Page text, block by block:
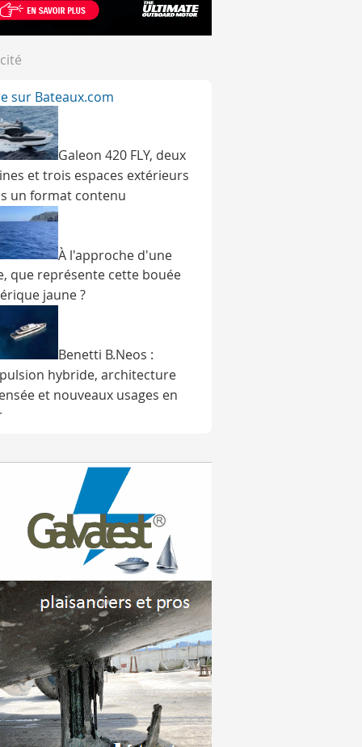
sur Bateaux.com
Galeon 420 FLY, deux
et trois espaces extérieurs
un format contenu
À l'approche d'une
que représente cette bouée
jaune ?
Benetti B.Neos :
hybride, architecture
et nouveaux usages en